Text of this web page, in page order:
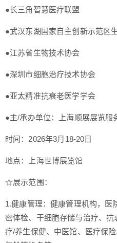
●长三角智慧医疗联盟
●武汉东湖国家自主创新示范区
●江苏省生物技术协会
●深圳市细胞治疗技术协会
●亚太精准抗衰老医学学会
●主/承办单位：上海顺展展览服
时间：2026年3月18-20日
地点：上海世博展览馆
☆展示范围：
1.健康管理：健康管理机构，医
密体检、干细胞存储与治疗、
疗/养生保健、中医馆、医疗保